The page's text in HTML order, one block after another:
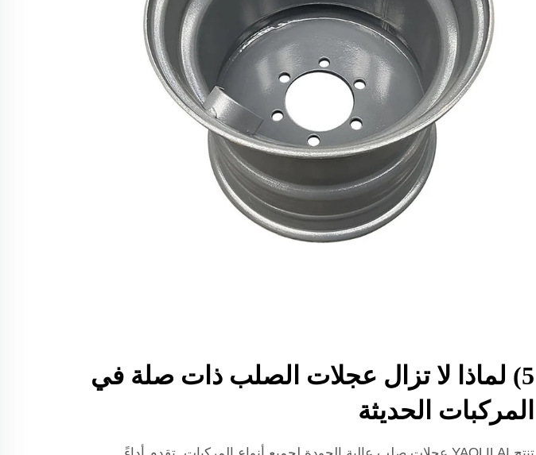
5) لماذا لا تزال عجلات الصلب ذات صلة في
المركبات الحديثة